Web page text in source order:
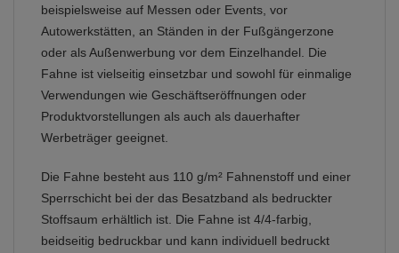
beispielsweise auf Messen oder Events, vor
Autowerkstätten, an Ständen in der Fußgängerzone
oder als Außenwerbung vor dem Einzelhandel. Die
Fahne ist vielseitig einsetzbar und sowohl für einmalige
Verwendungen wie Geschäftseröffnungen oder
Produktvorstellungen als auch als dauerhafter
Werbeträger geeignet.
Die Fahne besteht aus 110 g/m² Fahnenstoff und einer
Sperrschicht bei der das Besatzband als bedruckter
Stoffsaum erhältlich ist. Die Fahne ist 4/4-farbig,
beidseitig bedruckbar und kann individuell bedruckt